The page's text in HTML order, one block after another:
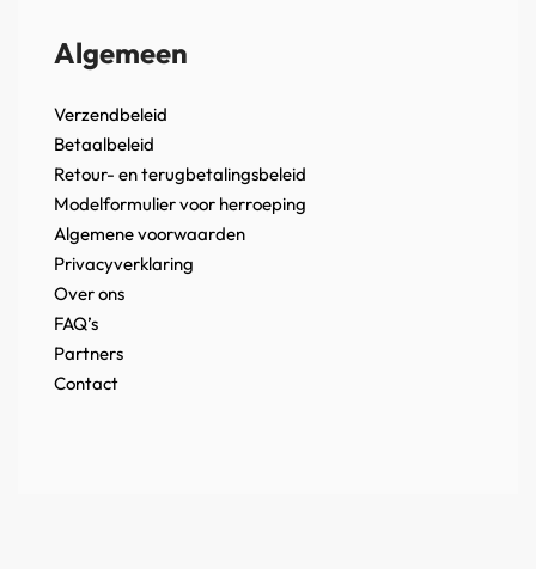
Algemeen
Verzendbeleid
Betaalbeleid
Retour- en terugbetalingsbeleid
Modelformulier voor herroeping
Algemene voorwaarden
Privacyverklaring
Over ons
FAQ’s
Partners
Contact